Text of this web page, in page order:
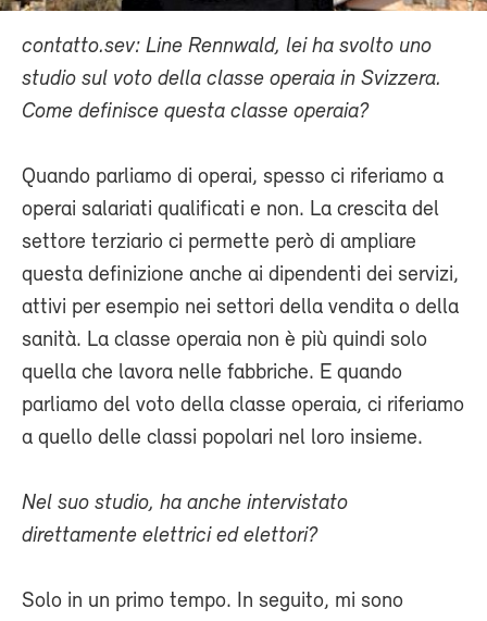
contatto.sev: Line Rennwald, lei ha svolto uno
studio sul voto della classe operaia in Svizzera.
Come definisce questa classe operaia?
Quando parliamo di operai, spesso ci riferiamo a
operai salariati qualificati e non. La crescita del
settore terziario ci permette però di ampliare
questa definizione anche ai dipendenti dei servizi,
attivi per esempio nei settori della vendita o della
sanità. La classe operaia non è più quindi solo
quella che lavora nelle fabbriche. E quando
parliamo del voto della classe operaia, ci riferiamo
a quello delle classi popolari nel loro insieme.
Nel suo studio, ha anche intervistato
direttamente elettrici ed elettori?
Solo in un primo tempo. In seguito, mi sono